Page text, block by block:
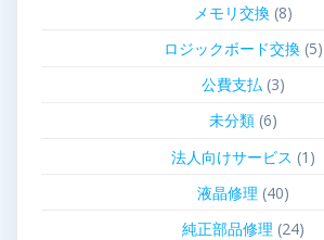
メモリ交換(8)
ロジックボード交換(5)
公費支払(3)
未分類(6)
法人向けサービス (1)
液晶修理 (40)
純正部品修理 (24)